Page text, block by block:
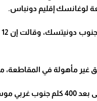
لوغانسك إقليم دونباس.
إن 12 دبابة من طراز “برادلي
مأهولة في المقاطعة،
موسكو